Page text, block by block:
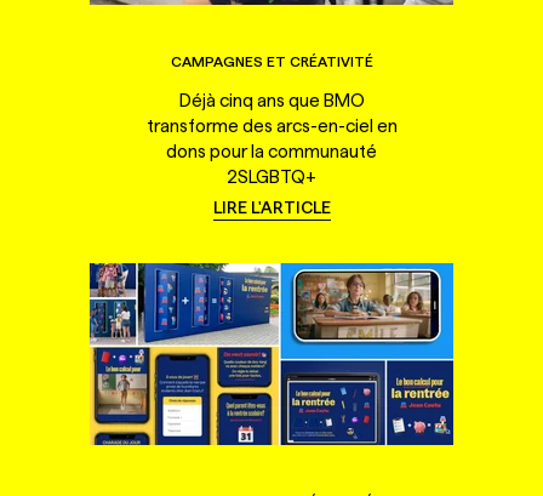
CAMPAGNES ET CRÉATIVITÉ
Déjà cinq ans que BMO
transforme des arcs-en-ciel en
dons pour la communauté
2SLGBTQ+
LIRE L'ARTICLE